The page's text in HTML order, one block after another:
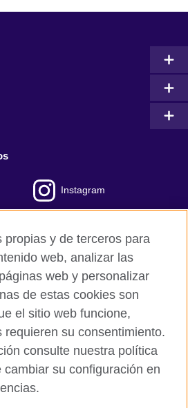
Instagram
de uso
propias y de terceros para
web, analizar las
web y personalizar
de estas cookies son
el sitio web funcione,
requieren su consentimiento.
consulte nuestra política
su configuración en